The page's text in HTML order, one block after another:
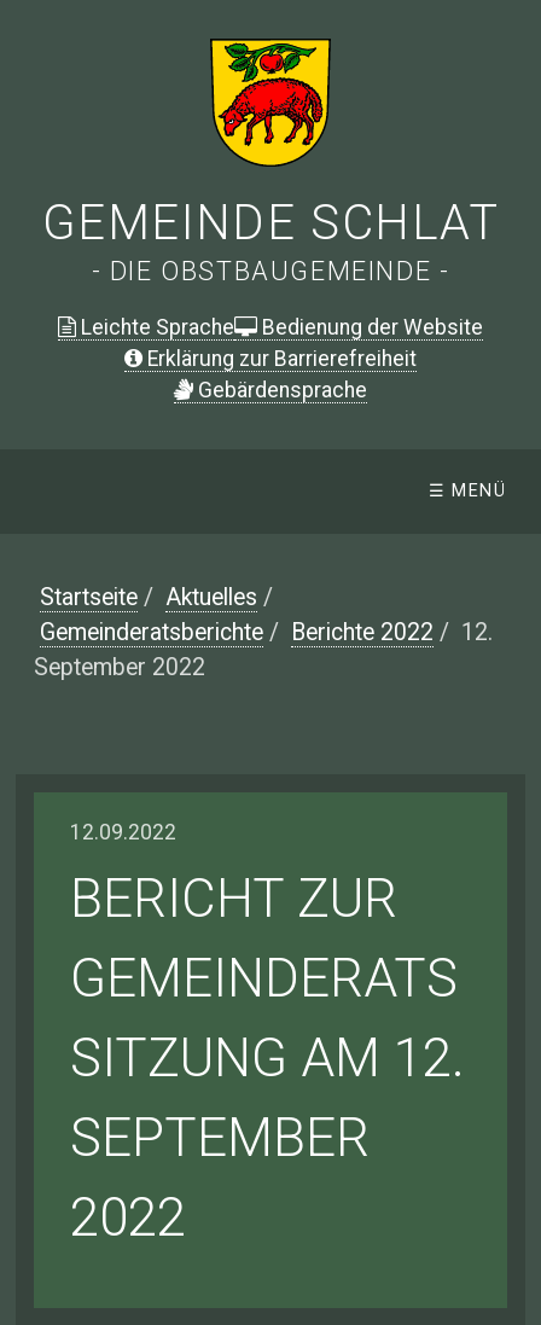
GEMEINDE SCHLAT
- DIE OBSTBAUGEMEINDE -
Leichte Sprache
Bedienung der Website
Erklärung zur Barrierefreiheit
Gebärdensprache
☰ MENÜ
Startseite / Aktuelles /
Gemeinderatsberichte / Berichte 2022 / 12.
September 2022
12.09.2022
BERICHT ZUR
GEMEINDERATS
SITZUNG AM 12.
SEPTEMBER
2022